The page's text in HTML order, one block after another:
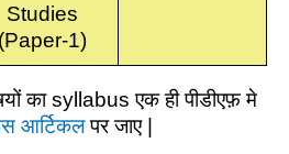
Studies
(Paper-1)
का syllabus एक ही पीडीएफ़ मे
आर्टिकलपर जाए |